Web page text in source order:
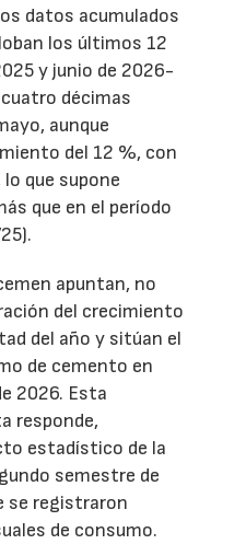
datos acumulados
los últimos 12
y junio de 2026-
décimas
aunque
del 12 %, con
que supone
que en el período
apuntan, no
del crecimiento
del año y sitúan el
de cemento en
2026. Esta
responde,
estadístico de la
semestre de
se registraron
de consumo.